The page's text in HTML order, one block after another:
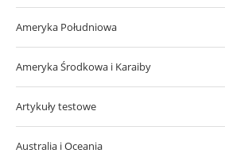
Ameryka Południowa
Ameryka Środkowa i Karaiby
Artykuły testowe
Australia i Oceania